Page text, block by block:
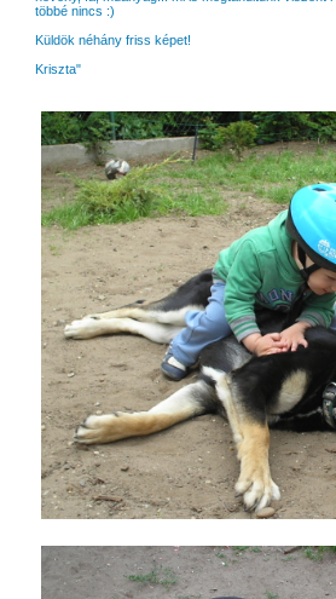
többé nincs :)
Küldök néhány friss képet!
Kriszta"